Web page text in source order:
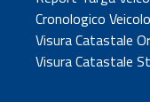
Cronologico Veicolo
Visura Catastale
Visura Catastale